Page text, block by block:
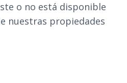
o no está disponible
nuestras propiedades